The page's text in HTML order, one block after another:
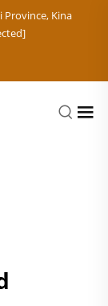
Province, Kina